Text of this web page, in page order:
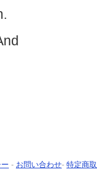
- お問い合わせ- 特定商